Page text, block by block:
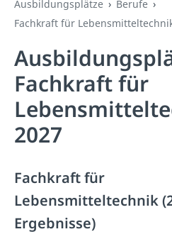
Ausbildungsplätze
Berufe
Fachkraft für
Fachkraft für
2027
Fachkraft für
Lebensmitteltechnik
Ergebnisse)